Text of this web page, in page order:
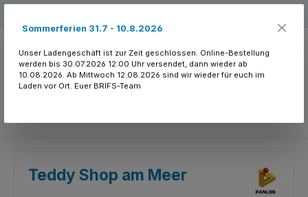
Teddy Shop am Meer
Sommerferien 31.7 - 10.8.2026
Unser Ladengeschäft ist zur Zeit geschlossen. Online-Bestellung
werden bis 30.07.2026 12:00 Uhr versendet, dann wieder ab
10.08.2026. Ab Mittwoch 12.08.2026 sind wir wieder für euch im
Laden vor Ort. Euer BRIFS-Team